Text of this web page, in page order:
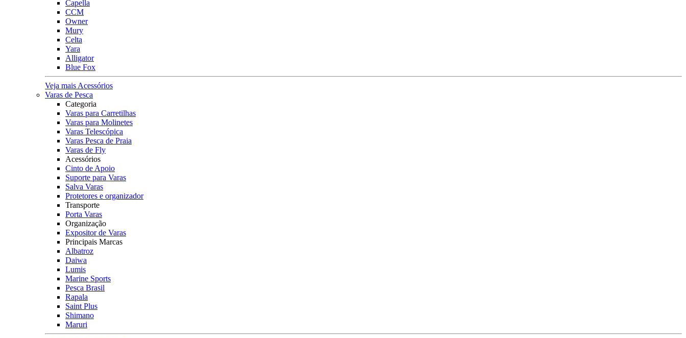
Capella
CCM
Owner
Mury
Celta
Yara
Alligator
Blue Fox
Veja mais Acessórios
Varas de Pesca
Categoria
Varas para Carretilhas
Varas para Molinetes
Varas Telescópica
Varas Pesca de Praia
Varas de Fly
Acessórios
Cinto de Apoio
Suporte para Varas
Salva Varas
Protetores e organizador
Transporte
Porta Varas
Organização
Expositor de Varas
Principais Marcas
Albatroz
Daiwa
Lumis
Marine Sports
Pesca Brasil
Rapala
Saint Plus
Shimano
Maruri